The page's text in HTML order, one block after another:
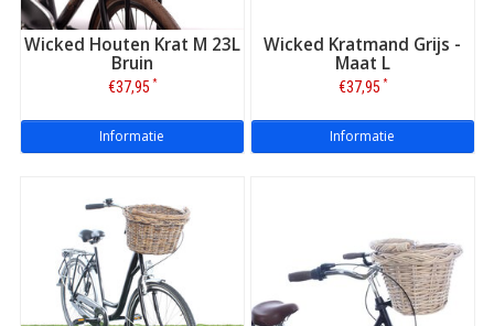
Wicked Houten Krat M 23L
Bruin
€37,95 *
Informatie
Wicked Kratmand Grijs -
Maat L
€37,95 *
Informatie